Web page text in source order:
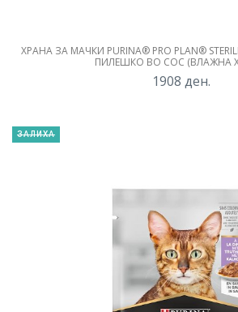
ХРАНА ЗА МАЧКИ PURINA® PRO PLAN®
ПИЛЕШКО ВО СОС (ВЛАЖНА
1908 ден.
ЗАЛИХА